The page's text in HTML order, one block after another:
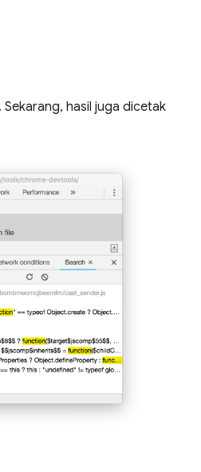
Sekarang, hasil juga dicetak